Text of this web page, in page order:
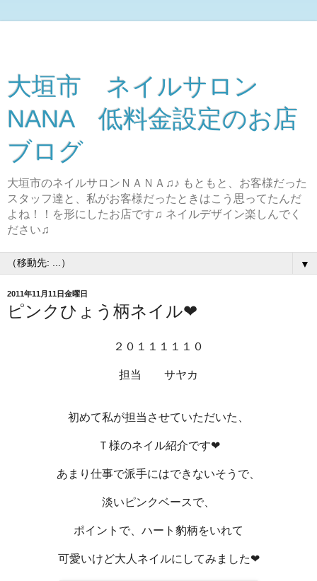
大垣市 ネイルサロン
NANA 低料金設定のお店
ブログ
大垣市のネイルサロンＮＡＮＡ♫♪ もともと、お客様だった
スタッフ達と、私がお客様だったときはこう思ってたんだ
よね！！を形にしたお店です♫ ネイルデザイン楽しんでく
ださい♫
▼
2011年11月11日金曜日
ピンクひょう柄ネイル❤
２０１１１１１０
担当 サヤカ
初めて私が担当させていただいた、
Ｔ様のネイル紹介です❤
あまり仕事で派手にはできないそうで、
淡いピンクベースで、
ポイントで、ハート豹柄をいれて
可愛いけど大人ネイルにしてみました❤